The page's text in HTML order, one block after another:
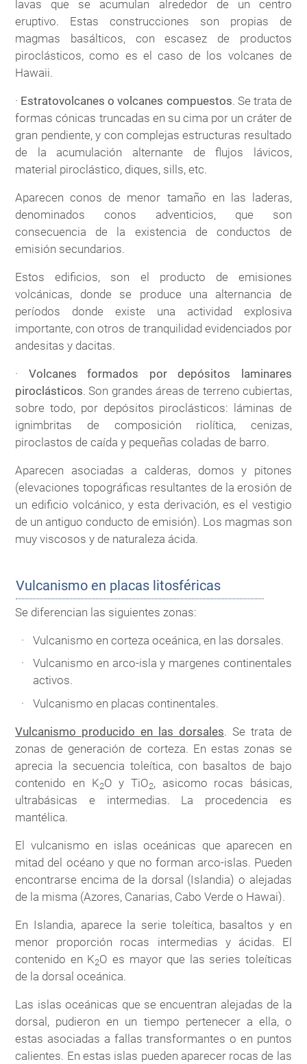
lavas que se acumulan alrededor de un centro
eruptivo. Estas construcciones son propias de
magmas basálticos, con escasez de productos
piroclásticos, como es el caso de los volcanes de
Hawaii.
· Estratovolcanes o volcanes compuestos. Se trata de
formas cónicas truncadas en su cima por un cráter de
gran pendiente, y con complejas estructuras resultado
de la acumulación alternante de flujos lávicos,
material piroclástico, diques, sills, etc.
Aparecen conos de menor tamaño en las laderas,
denominados conos adventicios, que son
consecuencia de la existencia de conductos de
emisión secundarios.
Estos edificios, son el producto de emisiones
volcánicas, donde se produce una alternancia de
períodos donde existe una actividad explosiva
importante, con otros de tranquilidad evidenciados por
andesitas y dacitas.
· Volcanes formados por depósitos laminares
piroclásticos. Son grandes áreas de terreno cubiertas,
sobre todo, por depósitos piroclásticos: láminas de
ignimbritas de composición riolítica, cenizas,
piroclastos de caída y pequeñas coladas de barro.
Aparecen asociadas a calderas, domos y pitones
(elevaciones topográficas resultantes de la erosión de
un edificio volcánico, y esta derivación, es el vestigio
de un antiguo conducto de emisión). Los magmas son
muy viscosos y de naturaleza ácida.
Vulcanismo en placas litosféricas
Se diferencian las siguientes zonas:
Vulcanismo en corteza oceánica, en las dorsales.
Vulcanismo en arco-isla y margenes continentales
activos.
Vulcanismo en placas continentales.
Vulcanismo producido en las dorsales. Se trata de
zonas de generación de corteza. En estas zonas se
aprecia la secuencia toleítica, con basaltos de bajo
contenido en K2O y TiO2, asicomo rocas básicas,
ultrabásicas e intermedias. La procedencia es
mantélica.
El vulcanismo en islas oceánicas que aparecen en
mitad del océano y que no forman arco-islas. Pueden
encontrarse encima de la dorsal (Islandia) o alejadas
de la misma (Azores, Canarias, Cabo Verde o Hawai).
En Islandia, aparece la serie toleítica, basaltos y en
menor proporción rocas intermedias y ácidas. El
contenido en K2O es mayor que las series toleíticas
de la dorsal oceánica.
Las islas oceánicas que se encuentran alejadas de la
dorsal, pudieron en un tiempo pertenecer a ella, o
estas asociadas a fallas transformantes o en puntos
calientes. En estas islas pueden aparecer rocas de las